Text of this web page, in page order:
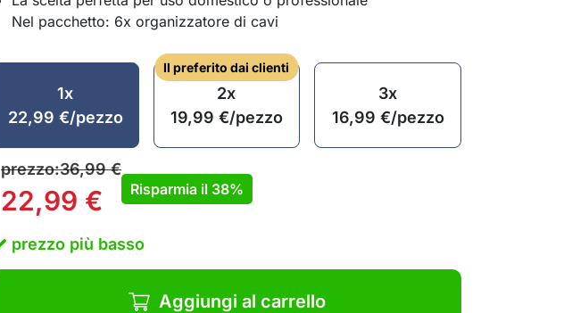
Nel pacchetto: 6x organizzatore di cavi
1x
22,99 €/pezzo
Il preferito dai clienti
2x
19,99 €/pezzo
3x
16,99 €/pezzo
prezzo:36,99€
22,99 € Risparmia il 38%
prezzo più basso
Aggiungi al carrello